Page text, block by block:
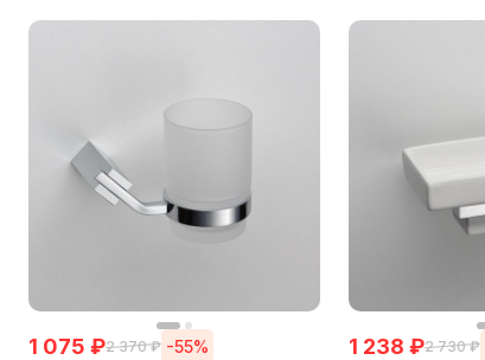
1 075 ₽2 370 ₽ -55%
1 238 ₽2 730 ₽